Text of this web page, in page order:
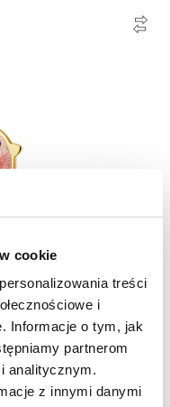
cookie
treści
i
Informacje o tym, jak
partnerom
analitycznym.
z innymi danymi